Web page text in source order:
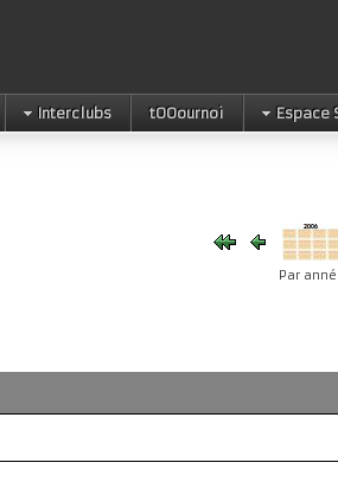
Interclubs tOOournoi Espace
Par